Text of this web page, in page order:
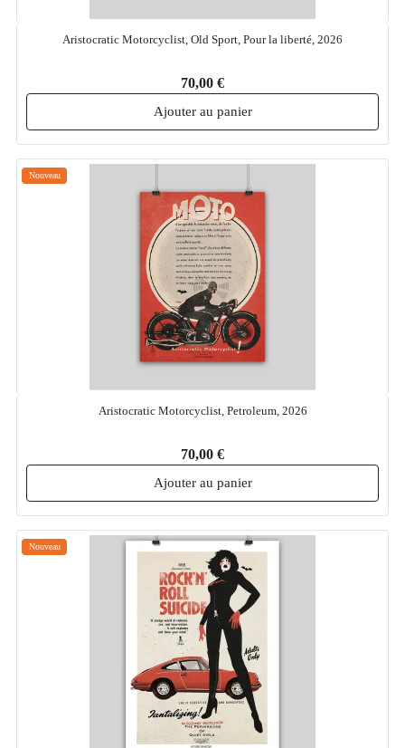
Aristocratic Motorcyclist, Old Sport, Pour la liberté, 2026
70,00 €
Ajouter au panier
Nouveau
Aristocratic Motorcyclist, Petroleum, 2026
70,00 €
Ajouter au panier
Nouveau